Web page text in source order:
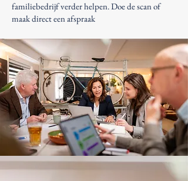
familiebedrijf verder helpen. Doe de scan of
maak direct een afspraak